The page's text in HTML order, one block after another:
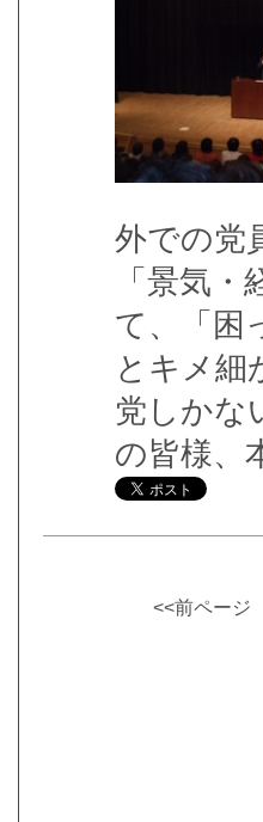
外での党
「景気
て、「困
とキメ細
党しかな
の皆様、
<<前ページ